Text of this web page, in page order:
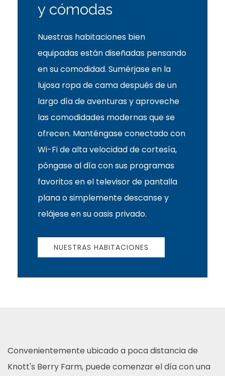
y cómodas
Nuestras habitaciones bien
equipadas están diseñadas pensando
en su comodidad. Sumérjase en la
lujosa ropa de cama después de un
largo día de aventuras y aproveche
las comodidades modernas que se
ofrecen. Manténgase conectado con
Wi-Fi de alta velocidad de cortesía,
póngase al día con sus programas
favoritos en el televisor de pantalla
plana o simplemente descanse y
relájese en su oasis privado.
NUESTRAS HABITACIONES
Convenientemente ubicado a poca distancia de
Knott's Berry Farm, puede comenzar el día con una